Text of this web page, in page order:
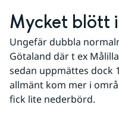
Mycket blött
Ungefär dubbla
Götaland där t ex
sedan uppmättes dock
allmänt kom mer i
fick lite nederbörd.